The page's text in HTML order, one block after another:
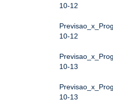
10-12
10-12
10-13
10-13